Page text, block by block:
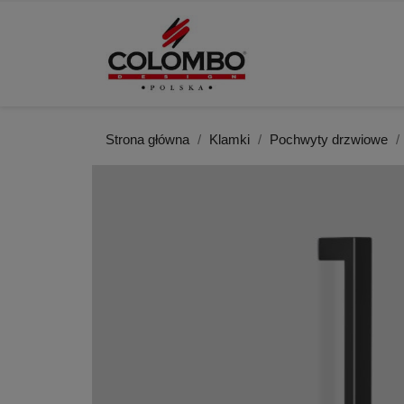
Strona główna Klamki Pochwyty drzwiowe